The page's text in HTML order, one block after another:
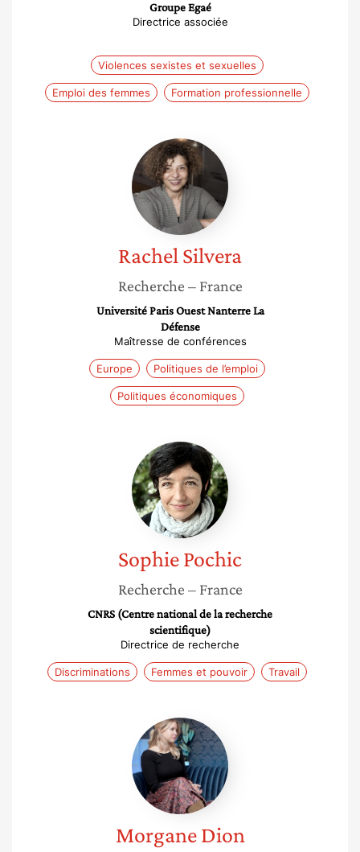
Groupe Egaé
Directrice associée
Violences sexistes et sexuelles
Emploi des femmes Formation professionnelle
Rachel
Silvera
Rachel Silvera
Recherche – France
Université Paris Ouest Nanterre La
Défense
Maîtresse de conférences
Europe Politiques de l’emploi
Politiques économiques
Sophie
Pochic
SophiePochic
Recherche – France
CNRS (Centre national de la recherche
scientifique)
Directrice de recherche
Discriminations Femmes et pouvoir Travail
Morgane
Dion
Morgane Dion